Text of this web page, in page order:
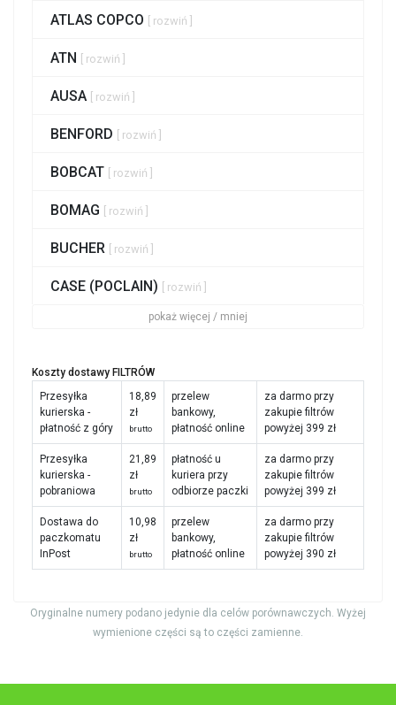
ATLAS COPCO [ rozwiń ]
ATN [ rozwiń ]
AUSA [ rozwiń ]
BENFORD [ rozwiń ]
BOBCAT [ rozwiń ]
BOMAG [ rozwiń ]
BUCHER [ rozwiń ]
CASE (POCLAIN) [ rozwiń ]
pokaż więcej / mniej
Koszty dostawy FILTRÓW
Przesyłka
kurierska -
płatność z góry
18,89
zł
brutto
przelew
bankowy,
płatność online
za darmo przy
zakupie filtrów
powyżej 399 zł
Przesyłka
kurierska -
pobraniowa
21,89
zł
brutto
płatność u
kuriera przy
odbiorze paczki
za darmo przy
zakupie filtrów
powyżej 399 zł
Dostawa do
paczkomatu
InPost
10,98
zł
brutto
przelew
bankowy,
płatność online
za darmo przy
zakupie filtrów
powyżej 390 zł
Oryginalne numery podano jedynie dla celów porównawczych. Wyżej
wymienione części są to części zamienne.